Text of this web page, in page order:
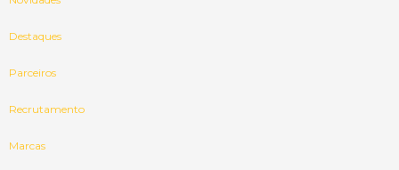
Destaques
Parceiros
Recrutamento
Marcas